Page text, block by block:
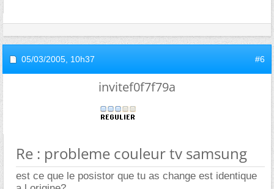
05/03/2005, 10h37 #6
invitef0f7f79a
Re : probleme couleur tv samsung
est ce que le posistor que tu as change est identique